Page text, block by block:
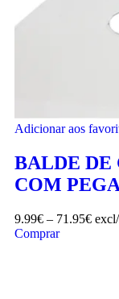
Adicionar aos
BALDE DE
COM
9.99€ – 71.95€
Comprar